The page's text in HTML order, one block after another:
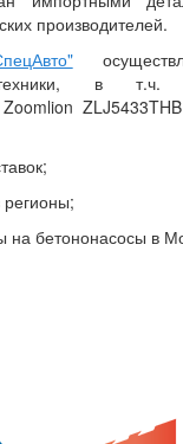
производителей.
в т.ч.
Zoomlion
регионы;
на бетононасосы в